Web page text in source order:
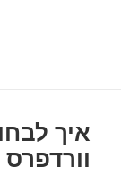
איך
וורדפרס